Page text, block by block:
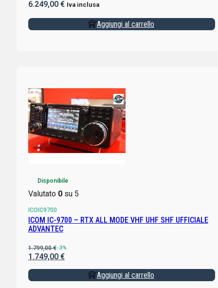
6.249,00 € Iva inclusa
Aggiungi al carrello
Disponibile
Valutato 0su 5
ICOIC9700
ICOM IC-9700 – RTX ALL MODE VHF UHF SHF UFFICIALE
ADVANTEC
1.799,00€-3%
1.749,00 €
Aggiungi al carrello